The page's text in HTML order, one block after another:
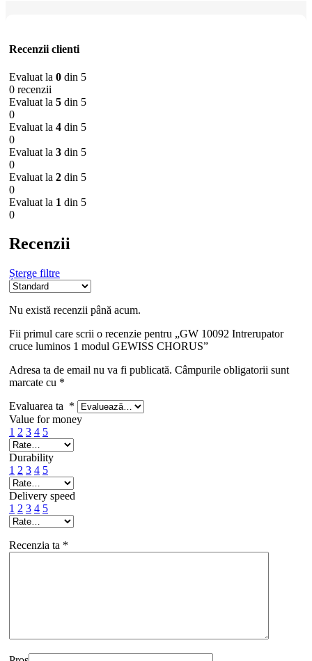
Recenzii clienti
Evaluat la 0 din 5
0 recenzii
Evaluat la 5 din 5
0
Evaluat la 4 din 5
0
Evaluat la 3 din 5
0
Evaluat la 2 din 5
0
Evaluat la 1 din 5
0
Recenzii
Șterge filtre
Nu există recenzii până acum.
Fii primul care scrii o recenzie pentru „GW 10092 Intrerupator
cruce luminos 1 modul GEWISS CHORUS”
Adresa ta de email nu va fi publicată. Câmpurile obligatorii sunt
marcate cu *
Evaluarea ta *
Value for money
1 2 3 4 5
Durability
1 2 3 4 5
Delivery speed
1 2 3 4 5
Recenzia ta *